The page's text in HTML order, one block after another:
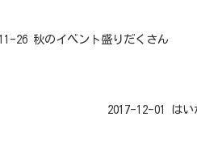
26 秋のイベント盛りだくさん
2017-12-01 はい